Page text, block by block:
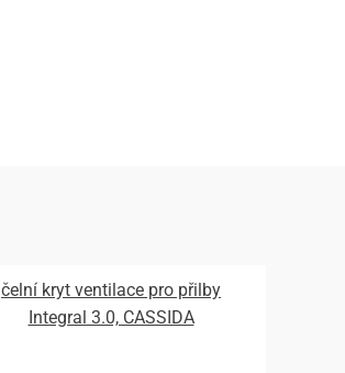
čelní kryt ventilace pro přilby
Integral 3.0, CASSIDA